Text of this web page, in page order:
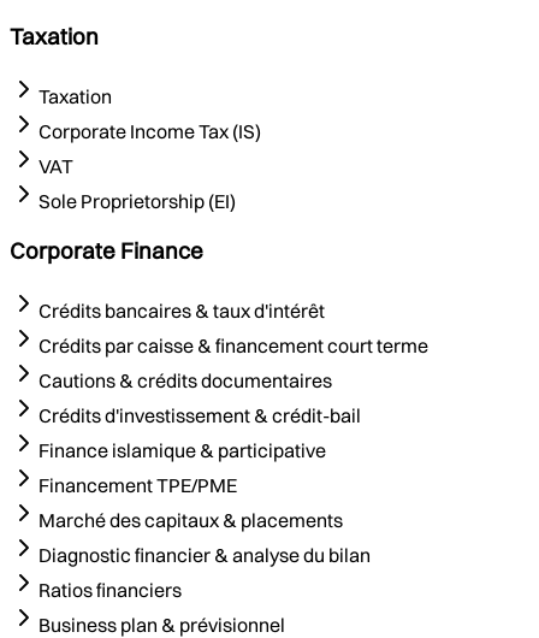
Taxation
Taxation
Corporate Income Tax (IS)
VAT
Sole Proprietorship (EI)
Corporate Finance
Crédits bancaires & taux d'intérêt
Crédits par caisse & financement court terme
Cautions & crédits documentaires
Crédits d'investissement & crédit-bail
Finance islamique & participative
Financement TPE/PME
Marché des capitaux & placements
Diagnostic financier & analyse du bilan
Ratios financiers
Business plan & prévisionnel